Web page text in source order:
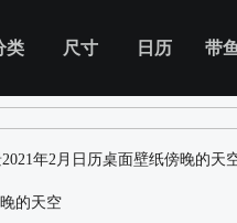
类 尺寸 日历 带
年2月日历桌面壁纸傍晚的天